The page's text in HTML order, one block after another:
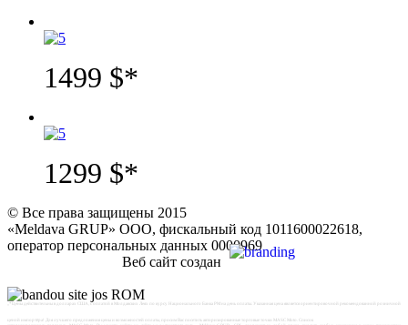
1499 $*
1299 $*
© Все права защищены 2015
«Meldava GRUP» ООО, фискальный код 1011600022618,
оператор персональных данных 0000969
Bеб сайт создан
„*Цены действительны в долларах США, с оплатой в Молдавских Леях по курсу Национального Банка РМ на день оплаты. Указанная цена является ориентировочной рекомендованной розничной
ценой импортёра! Для лучшего предложения цены и возможностей оплаты, просим Вас посетить авторизированные торговые точки MASC Moto. Список